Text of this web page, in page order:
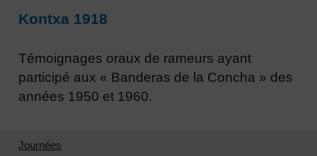
Kontxa 1918
Témoignages oraux de rameurs ayant
participé aux « Banderas de la Concha » des
années 1950 et 1960.
Journées